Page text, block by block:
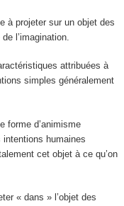
à projeter sur un objet des
l’imagination.
attribuées à
simples généralement
forme d’animisme
intentions humaines
cet objet à ce qu’on
« dans » l’objet des